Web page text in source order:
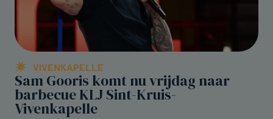
VIVENKAPELLE
Sam Gooris komt nu vrijdag naar
barbecue KLJ Sint-Kruis-
Vivenkapelle